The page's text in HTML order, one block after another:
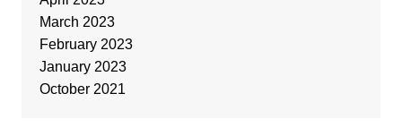
March 2023
February 2023
January 2023
October 2021